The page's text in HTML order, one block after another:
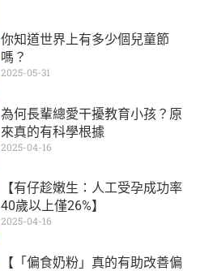
你知道世界上有多少個兒童節
嗎？
2025-05-31
為何長輩總愛干擾教育小孩？原
來真的有科學根據
2025-04-16
【有仔趁嫩生：人工受孕成功率
40歲以上僅26%】
2025-04-16
【「偏食奶粉」真的有助改善偏